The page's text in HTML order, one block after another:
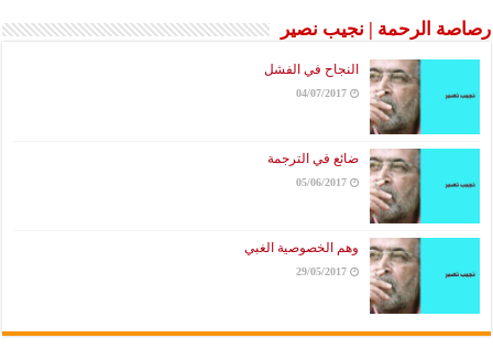
رصاصة الرحمة | نجيب نصير
النجاح في الفشل
04/07/2017
ضائع في الترجمة
05/06/2017
وهم الخصوصية الغبي
29/05/2017